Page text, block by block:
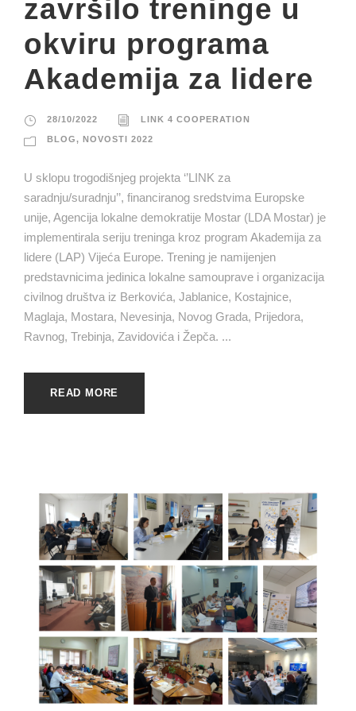
završilo treninge u
okviru programa
Akademija za lidere
28/10/2022 LINK 4 COOPERATION
BLOG, NOVOSTI 2022
U sklopu trogodišnjeg projekta ‘’LINK za
saradnju/suradnju’’, financiranog sredstvima Europske
unije, Agencija lokalne demokratije Mostar (LDA Mostar) je
implementirala seriju treninga kroz program Akademija za
lidere (LAP) Vijeća Europe. Trening je namijenjen
predstavnicima jedinica lokalne samouprave i organizacija
civilnog društva iz Berkovića, Jablanice, Kostajnice,
Maglaja, Mostara, Nevesinja, Novog Grada, Prijedora,
Ravnog, Trebinja, Zavidovića i Žepča. ...
READ MORE